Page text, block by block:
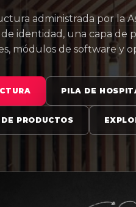
administrada por la
identidad, una capa de
módulos de software y
PILA DE
PRODUCTOS